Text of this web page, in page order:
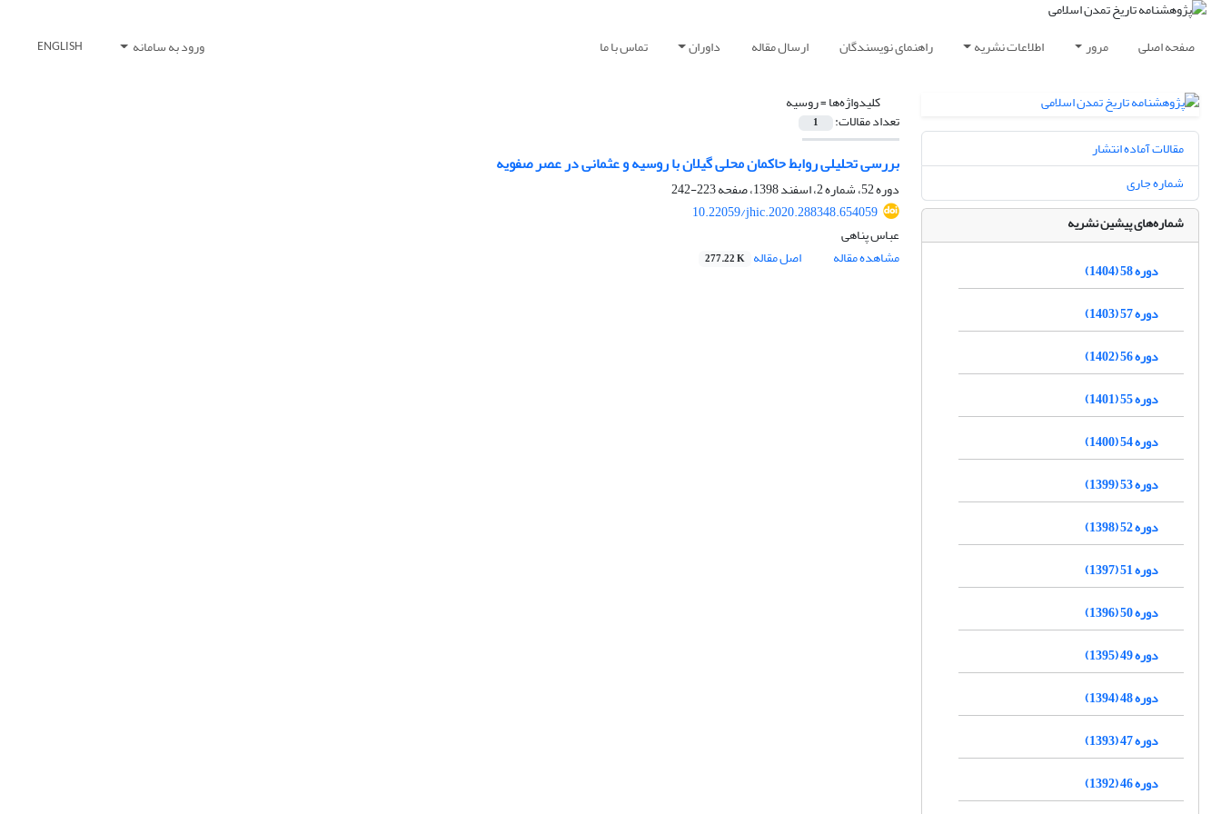
صفحه اصلی مرور اطلاعات نشریه راهنمای نویسندگان ارسال مقاله داوران تماس با ما ورود به سامانه ENGLISH
کلیدواژه‌ها =روسیه
تعداد مقالات: 1
بررسی تحلیلی روابط حاکمان محلی گیلان با روسیه و عثمانی در عصر صفویه
دوره 52، شماره 2، اسفند 1398، صفحه
223-242
10.22059/jhic.2020.288348.654059
عباس پناهی
مشاهده مقاله
اصل مقاله 277.22 K
مقالات آماده انتشار
شماره جاری
شماره‌های پیشین نشریه
دوره 58 (1404)
دوره 57 (1403)
دوره 56 (1402)
دوره 55 (1401)
دوره 54 (1400)
دوره 53 (1399)
دوره 52 (1398)
دوره 51 (1397)
دوره 50 (1396)
دوره 49 (1395)
دوره 48 (1394)
دوره 47 (1393)
دوره 46 (1392)